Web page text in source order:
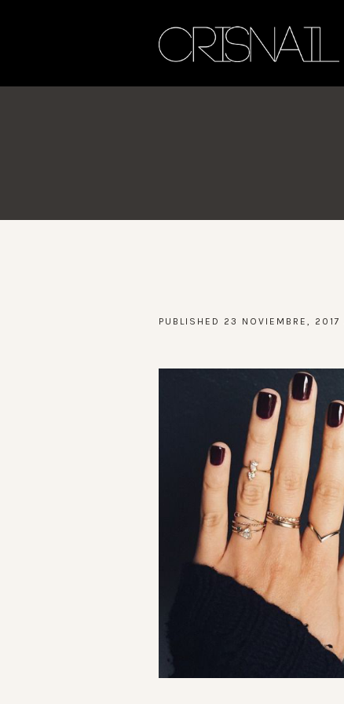
PUBLISHED 23 NOVIEMBRE, 2017